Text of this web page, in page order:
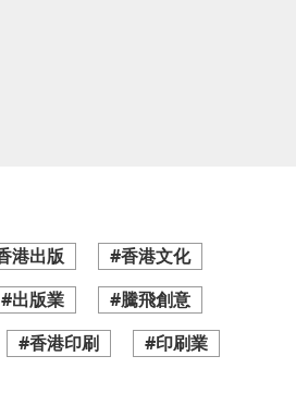
港出版
#香港文化
#出版業
#騰飛創意
#香港印刷 #印刷業